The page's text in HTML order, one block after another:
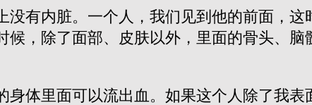
有内脏。一个人，我们见到他的前面，这
，除了面部、皮肤以外，里面的骨头、脑
体里面可以流出血。如果这个人除了我表